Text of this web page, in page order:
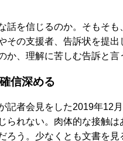
を信じるのか。そもそも
その支援者、告訴状を提
か、理解に苦しむ告訴と言
信深める
者会見をした2019年12
られない。肉体的な接触
ろう。少なくとも文書を